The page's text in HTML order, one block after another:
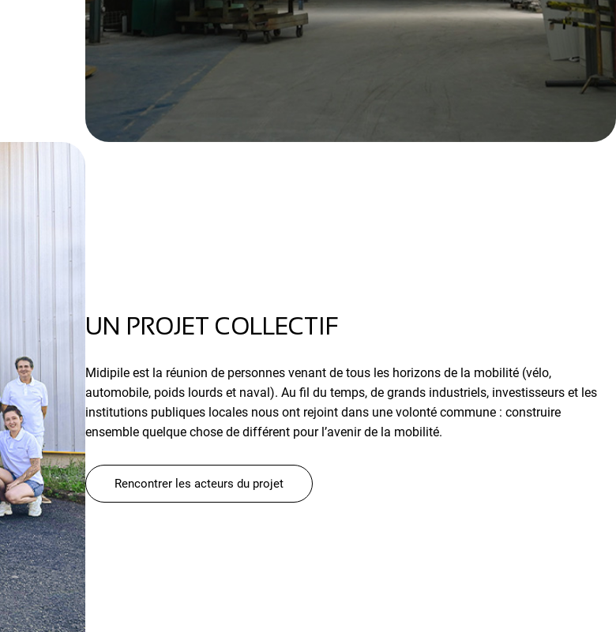
UN PROJET COLLECTIF
Midipile est la réunion de personnes venant de tous les horizons de la mobilité (vélo,
automobile, poids lourds et naval). Au fil du temps, de grands industriels, investisseurs et les
institutions publiques locales nous ont rejoint dans une volonté commune : construire
ensemble quelque chose de différent pour l’avenir de la mobilité.
Rencontrer les acteurs du projet